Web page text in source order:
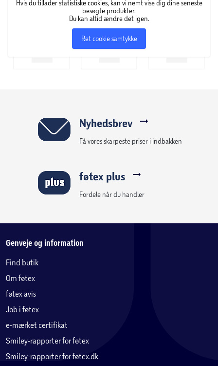
Hvis du tillader statistiske cookies, kan vi nemt vise dig dine seneste
besøgte produkter.
Du kan altid ændre det igen.
Ret cookie samtykke
Nyhedsbrev
Få vores skarpeste priser i indbakken
føtex plus
Fordele når du handler
Genveje og information
Find butik
Om føtex
føtex avis
Job i føtex
e-mærket certifikat
Smiley-rapporter for føtex
Smiley-rapporter for føtex.dk